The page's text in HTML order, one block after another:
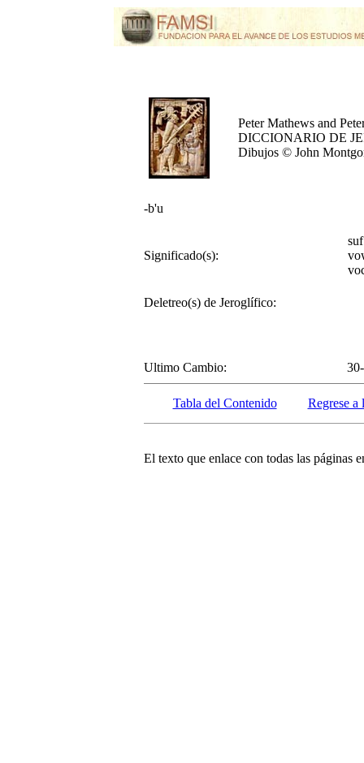
Peter Mathews and
DICCIONARIO DE
Dibujos © John
-b'u
Significado(s):
Deletreo(s) de Jeroglífico:
Ultimo Cambio:
Tabla del Contenido Regrese a
El texto que enlace con todas las páginas